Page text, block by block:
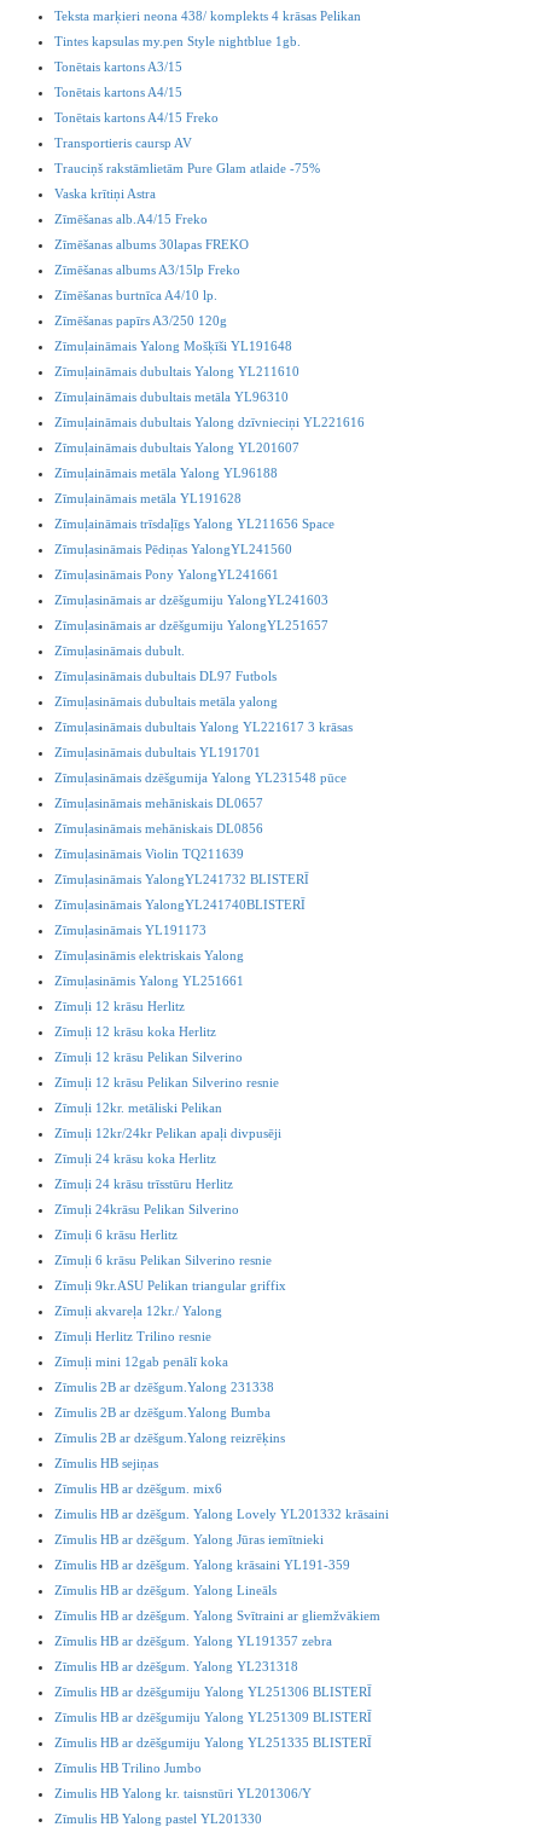
Teksta marķieri neona 438/ komplekts 4 krāsas Pelikan
Tintes kapsulas my.pen Style nightblue 1gb.
Tonētais kartons A3/15
Tonētais kartons A4/15
Tonētais kartons A4/15 Freko
Transportieris caursp AV
Trauciņš rakstāmlietām Pure Glam atlaide -75%
Vaska krītiņi Astra
Zīmēšanas alb.A4/15 Freko
Zīmēšanas albums 30lapas FREKO
Zīmēšanas albums A3/15lp Freko
Zīmēšanas burtnīca A4/10 lp.
Zīmēšanas papīrs A3/250 120g
Zīmuļaināmais Yalong Mošķīši YL191648
Zīmuļaināmais dubultais Yalong YL211610
Zīmuļaināmais dubultais metāla YL96310
Zīmuļaināmais dubultais Yalong dzīvnieciņi YL221616
Zīmuļaināmais dubultais Yalong YL201607
Zīmuļaināmais metāla Yalong YL96188
Zīmuļaināmais metāla YL191628
Zīmuļaināmais trīsdaļīgs Yalong YL211656 Space
Zīmuļasināmais Pēdiņas YalongYL241560
Zīmuļasināmais Pony YalongYL241661
Zīmuļasināmais ar dzēšgumiju YalongYL241603
Zīmuļasināmais ar dzēšgumiju YalongYL251657
Zīmuļasināmais dubult.
Zīmuļasināmais dubultais DL97 Futbols
Zīmuļasināmais dubultais metāla yalong
Zīmuļasināmais dubultais Yalong YL221617 3 krāsas
Zīmuļasināmais dubultais YL191701
Zīmuļasināmais dzēšgumija Yalong YL231548 pūce
Zīmuļasināmais mehāniskais DL0657
Zīmuļasināmais mehāniskais DL0856
Zīmuļasināmais Violin TQ211639
Zīmuļasināmais YalongYL241732 BLISTERĪ
Zīmuļasināmais YalongYL241740BLISTERĪ
Zīmuļasināmais YL191173
Zīmuļasināmis elektriskais Yalong
Zīmuļasināmis Yalong YL251661
Zīmuļi 12 krāsu Herlitz
Zīmuļi 12 krāsu koka Herlitz
Zīmuļi 12 krāsu Pelikan Silverino
Zīmuļi 12 krāsu Pelikan Silverino resnie
Zīmuļi 12kr. metāliski Pelikan
Zīmuļi 12kr/24kr Pelikan apaļi divpusēji
Zīmuļi 24 krāsu koka Herlitz
Zīmuļi 24 krāsu trīsstūru Herlitz
Zīmuļi 24krāsu Pelikan Silverino
Zīmuļi 6 krāsu Herlitz
Zīmuļi 6 krāsu Pelikan Silverino resnie
Zīmuļi 9kr.ASU Pelikan triangular griffix
Zīmuļi akvareļa 12kr./ Yalong
Zīmuļi Herlitz Trilino resnie
Zīmuļi mini 12gab penālī koka
Zīmulis 2B ar dzēšgum.Yalong 231338
Zīmulis 2B ar dzēšgum.Yalong Bumba
Zīmulis 2B ar dzēšgum.Yalong reizrēķins
Zīmulis HB sejiņas
Zīmulis HB ar dzēšgum. mix6
Zimulis HB ar dzēšgum. Yalong Lovely YL201332 krāsaini
Zīmulis HB ar dzēšgum. Yalong Jūras iemītnieki
Zīmulis HB ar dzēšgum. Yalong krāsaini YL191-359
Zīmulis HB ar dzēšgum. Yalong Lineāls
Zīmulis HB ar dzēšgum. Yalong Svītraini ar gliemžvākiem
Zīmulis HB ar dzēšgum. Yalong YL191357 zebra
Zīmulis HB ar dzēšgum. Yalong YL231318
Zīmulis HB ar dzēšgumiju Yalong YL251306 BLISTERĪ
Zīmulis HB ar dzēšgumiju Yalong YL251309 BLISTERĪ
Zīmulis HB ar dzēšgumiju Yalong YL251335 BLISTERĪ
Zīmulis HB Trilino Jumbo
Zimulis HB Yalong kr. taisnstūri YL201306/Y
Zīmulis HB Yalong pastel YL201330